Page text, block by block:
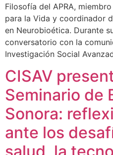
Filosofía del APRA,
para la Vida y coordinador
en Neurobioética. Durante
conversatorio con la
Investigación Social
CISAV
Seminario de
Sonora:
ante los